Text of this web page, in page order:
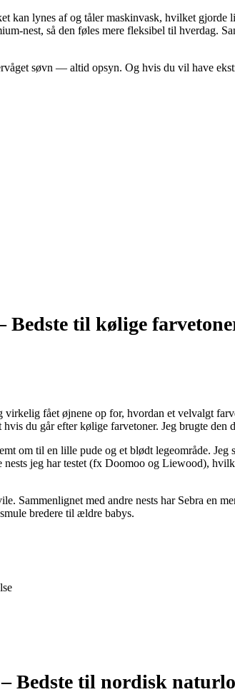
lynes af og tåler maskinvask, hvilket gjorde
nest, så den føles mere fleksibel til hverdag.
søvn — altid opsyn. Og hvis du vil have
Bedste til kølige
fået øjnene op for, hvordan et velvalgt
du går efter kølige farvetoner. Jeg brugte den
om til en lille pude og et blødt legeområde.
jeg har testet (fx Doomoo og Liewood),
Sammenlignet med andre nests har Sebra en
bredere til ældre babys.
Bedste til nordisk